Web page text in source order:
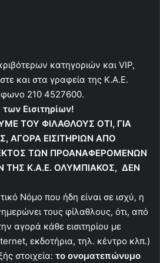
κατηγοριών και VIP,
και στα γραφεία της Κ.Α.Ε.
210 4527600.
Εισιτηρίων!
ΤΟΥ ΦΙΛΑΘΛΟΥΣ ΟΤΙ, ΓΙΑ
ΑΓΟΡΑ ΕΙΣΙΤΗΡΙΩΝ ΑΠΟ
ΤΩΝ ΠΡΟΑΝΑΦΕΡΟΜΕΝΩΝ
ΤΗΣ Κ.Α.Ε. ΟΛΥΜΠΙΑΚΟΣ, ΔΕΝ
Νόμο που ήδη είναι σε ισχύ, η
τους φίλαθλους, ότι, από
αγορά κάθε εισιτηρίου με
εκδοτήρια, τηλ. κέντρο κλπ.)
στοιχεία: το ονοματεπώνυμο